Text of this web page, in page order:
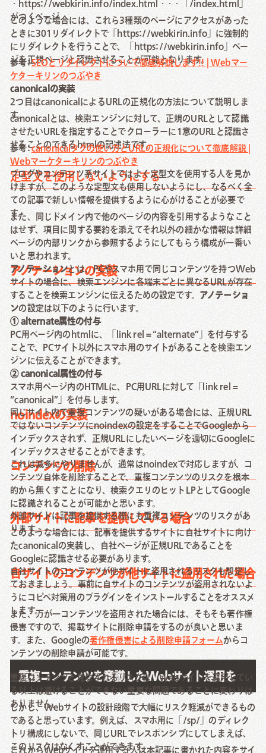
・https://webkirin.info/index.html・・・「/index.html」
がつくページ
このような場合には、これら3種類のページにアクセスがあった
ときに301リダイレクトで「https://webkirin.info」に強制的
にリダイレクトを行うことで、「https://webkirin.info」ペー
ジを正規ページと認識させることが可能となります。
参考:SEOとリダイレクトについて徹底解説します!! | Webマー
ケターキリンのつぶやき
canonicalの実装
2つ目はcanonicalによるURLの正規化の方法について説明しま
す。
canonicalとは、検索エンジンに対して、正規のURLとして認識
させたいURLを指定することでクローラーに1意のURLと認識さ
せることのできるhtmlの記述法です。
参考:canonicalタグの使い方とURLの正規化について徹底解説 |
Webマーケターキリンのつぶやき
定型文を使用しないようにする
ブログやコンテンツ系サイトではよく定型文を使用する人を見か
けますが、このような定型文も使用しないようにし、なるべく全
ての記事で新しい情報を提供するように心がけることが必要で
す。
また、同じドメイン内で他のページの内容を引用するようなこと
はせず、項目に関する要約を添えてそれ以外の細かな情報は詳細
ページの内部リンクから参照するようにしてもらう構成が一番い
いと思われます。
アノテーションの実装
アノテーションとは、PCやスマホ用で同じコンテンツを持つWeb
サイトの場合に、検索エンジンに各端末ごとに異なるURLが存在
することを検索エンジンに伝えるための設定です。 アノテーショ
ンの設定は以下のように行います。
① alternate属性の付与
PC用ページ内のhtmlに、「link rel = “alternate”」を付与する
ことで、PCサイト以外にスマホ用のサイトがあることを検索エン
ジンに伝えることができます。
② canonical属性の付与
スマホ用ページ内のHTMLに、PC用URLに対して「link rel =
“canonical”」を付与します。
noindexの実装
同じサイト内で重複コンテンツの疑いがある場合には、正規URL
ではないコンテンツにnoindexの設定をすることでGoogleから
インデックスされず、正規URLにしたいページを適切にGoogleに
インデックスさせることができます。
コンテンツの削除
これは滅多にやりませんが、通常はnoindexで対応しますが、コ
ンテンツ自体を削除することで、重複コンテンツのリスクを根本
的から無くすことになり、検索クエリのヒットLPとしてGoogle
に認識されることが可能かと思います。
外部サイトに記事を提供している場合
外部サイトに記事を提供する際にも重複コンテンツのリスクがあ
ります。
このような場合には、記事を提供するサイトに自社サイトに向け
たcanonicalの実装し、自社ページが正規URLであることを
Googleに認識させる必要があります。
自サイトのコンテンツが他サイトに盗用された場合
自社サイトのコンテンツが他サイトに盗用されるリスクも想定し
ておきましょう。事前に自サイトのコンテンツが盗用されないよ
うにコピペ対策用のプラグインをインストールすることをオススメ
します。
また、万が一コンテンツを盗用された場合には、そもそも著作権
侵害ですので、掲載サイトに削除申請をするのが良いと思いま
す。また、Googleの著作権侵害による削除申請フォームからコ
ンテンツの削除申請が可能です。
重複コンテンツを意識したWebサイト運用を
重複コンテンツと見なされるリスクは、Webサイトを運用してい
る以上は避けることができない重要な問題であることに変わりは
ありません。
しかし、Webサイトの設計段階で大幅にリスク軽減ができるもの
であると思っています。例えば、スマホ用に「/sp/」のディレク
トリ構成にしないで、同じURLでレスポンシブにしてしまえば、
このリスクはなくすことができます。
これからWebサイトを運用する人は本記事に書かれた内容をサイ